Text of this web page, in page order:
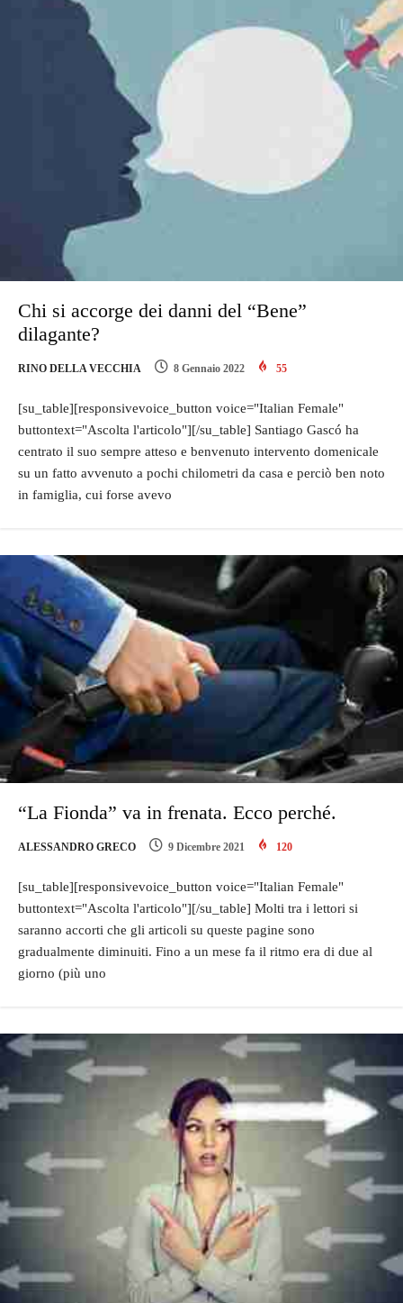
Chi si accorge dei danni del “Bene”
dilagante?
RINO DELLA VECCHIA 8 Gennaio 2022 55
[su_table][responsivevoice_button voice="Italian Female"
buttontext="Ascolta l'articolo"][/su_table] Santiago Gascó ha
centrato il suo sempre atteso e benvenuto intervento domenicale
su un fatto avvenuto a pochi chilometri da casa e perciò ben noto
in famiglia, cui forse avevo
“La Fionda” va in frenata. Ecco perché.
ALESSANDRO GRECO 9 Dicembre 2021 120
[su_table][responsivevoice_button voice="Italian Female"
buttontext="Ascolta l'articolo"][/su_table] Molti tra i lettori si
saranno accorti che gli articoli su queste pagine sono
gradualmente diminuiti. Fino a un mese fa il ritmo era di due al
giorno (più uno